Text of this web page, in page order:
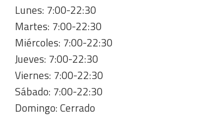
Lunes: 7:00-22:30
Martes: 7:00-22:30
Miércoles: 7:00-22:30
Jueves: 7:00-22:30
Viernes: 7:00-22:30
Sábado: 7:00-22:30
Domingo: Cerrado